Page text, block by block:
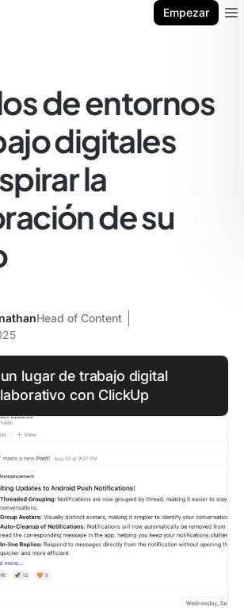
Empezar
de entornos
digitales
la
de su
Head of Content
lugar de trabajo digital
con ClickUp